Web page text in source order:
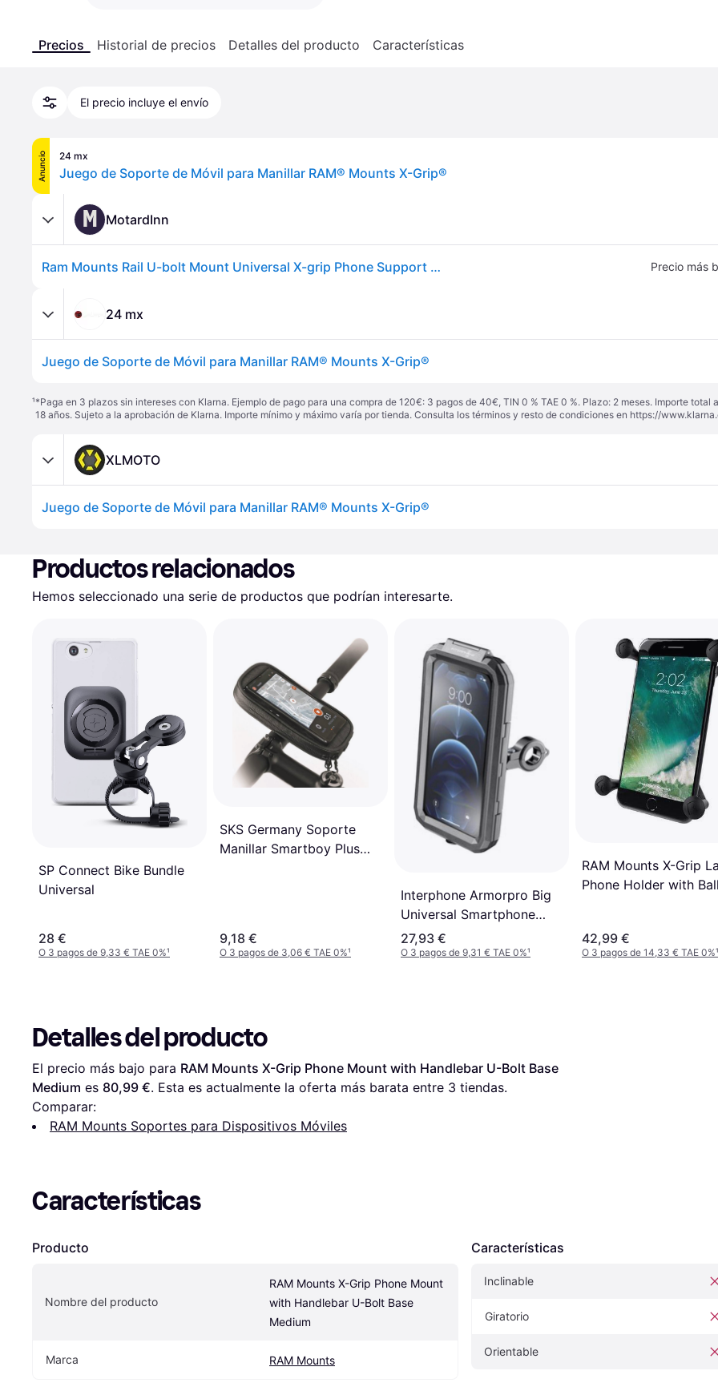
Precios Historial de precios Detalles del producto Características
El precio incluye el envío
Anuncio 24 mx
Juego de Soporte de Móvil para Manillar RAM® Mounts X-Grip®
M MotardInn
Ram Mounts Rail U-bolt Mount Universal X-grip Phone Support Negro Precio más
24 mx
Juego de Soporte de Móvil para Manillar RAM® Mounts X-Grip®
¹*Paga en 3 plazos sin intereses con Klarna. Ejemplo de pago para una compra de 120€: 3 pagos de 40€, TIN 0 % TAE 0 %. Plazo: 2 meses. Importe
18 años. Sujeto a la aprobación de Klarna. Importe mínimo y máximo varía por tienda. Consulta los términos y resto de condiciones en https://
XLMOTO
Juego de Soporte de Móvil para Manillar RAM® Mounts X-Grip®
Productos relacionados
Hemos seleccionado una serie de productos que podrían interesarte.
SP Connect Bike Bundle
Universal
28 €
O 3 pagos de 9,33 € TAE 0%¹
SKS Germany Soporte
Manillar Smartboy Plus
9,18 €
O 3 pagos de 3,06 € TAE 0%¹
Interphone Armorpro Big
Universal Smartphone
Holder 6.5"
27,93 €
O 3 pagos de 9,31 € TAE 0%¹
RAM Mounts X-Grip
Phone Holder with Ball
42,99 €
O 3 pagos de 14,33 € TAE 0%¹
Detalles del producto
El precio más bajo para RAM Mounts X-Grip Phone Mount with Handlebar U-Bolt Base
Medium es 80,99 €. Esta es actualmente la oferta más barata entre 3 tiendas.
Comparar:
RAM Mounts Soportes para Dispositivos Móviles
Características
Producto
Nombre del producto
RAM Mounts X-Grip Phone Mount
with Handlebar U-Bolt Base
Medium
Marca RAM Mounts
Características
Inclinable
Giratorio
Orientable